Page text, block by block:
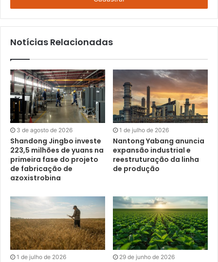
mail
Notícias Relacionadas
3 de agosto de 2026
Shandong Jingbo investe
223,5 milhões de yuans na
primeira fase do projeto
de fabricação de
azoxistrobina
1 de julho de 2026
Nantong Yabang anuncia
expansão industrial e
reestruturação da linha
de produção
1 de julho de 2026 29 de junho de 2026